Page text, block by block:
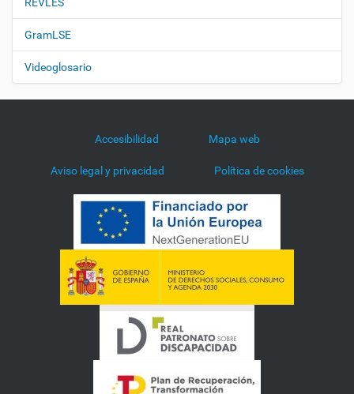
GramLSE
Videoglosario
Accesibilidad Mapa web
Aviso legal y privacidad Política de cookies